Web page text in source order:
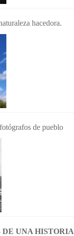
hacedora.
de pueblo
DE UNA